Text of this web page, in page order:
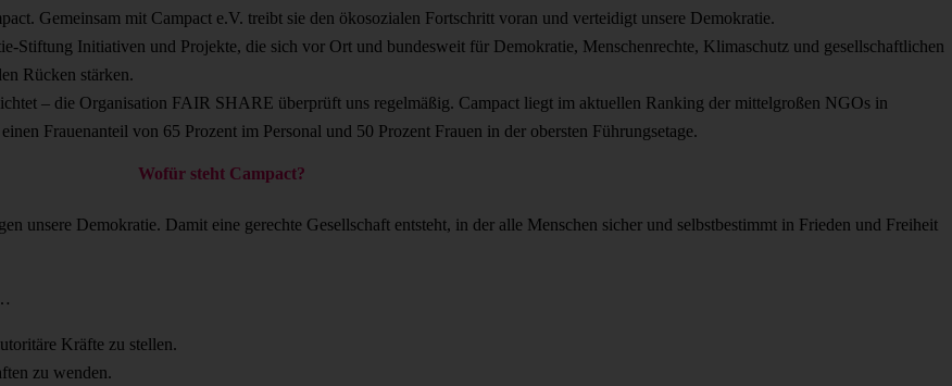
Gemeinsam mit Campact e.V. treibt sie den ökosozialen Fortschritt voran und verteidigt unsere Demokratie.
Stiftung Initiativen und Projekte, die sich vor Ort und bundesweit für Demokratie, Menschenrechte, Klimaschutz und gesellschaftlichen
Rücken stärken.
– die Organisation FAIR SHARE überprüft uns regelmäßig. Campact liegt im aktuellen Ranking der mittelgroßen NGOs in
Frauenanteil von 65 Prozent im Personal und 50 Prozent Frauen in der obersten Führungsetage.
Wofür steht Campact?
unsere Demokratie. Damit eine gerechte Gesellschaft entsteht, in der alle Menschen sicher und selbstbestimmt in Frieden und Freiheit
Kräfte zu stellen.
zu wenden.